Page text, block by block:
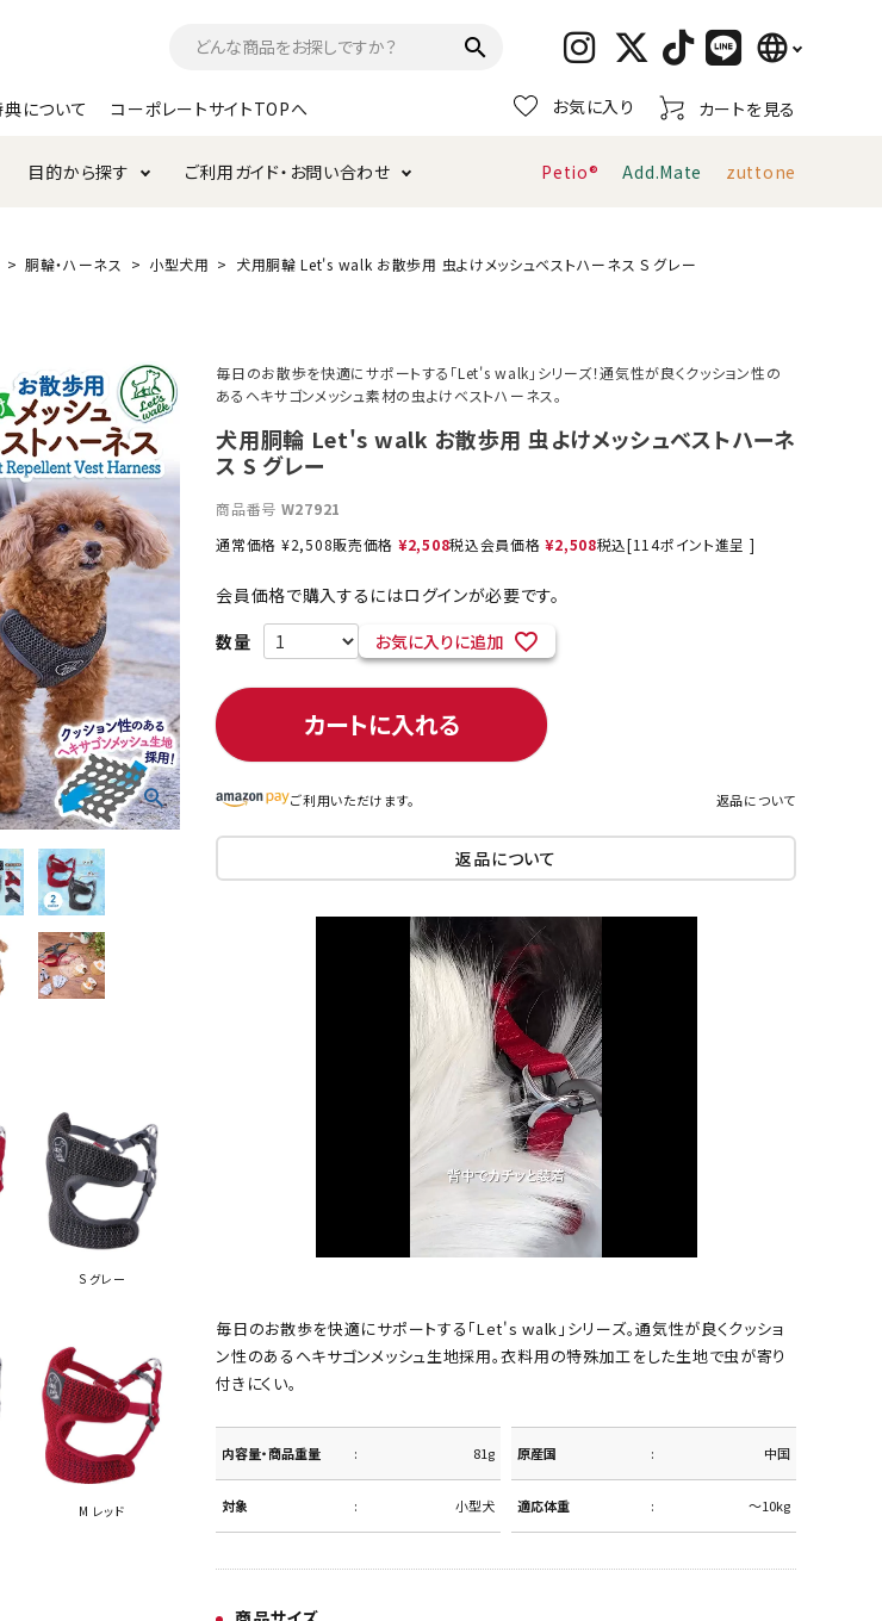
search language
日本語
English
について コーポレートサイトTOPへ お気に入り カートを見る
お手入れ・ケア用品 トイレタリー・消臭剤
防虫用品 服・ウェア
替え・交換パーツ
トイレタリー・消臭剤 猫砂
服・ウェア 首輪・ハーネス
極上
けりぐるみ特集 ペティオ公式アプリ
目的から探す
投げて遊ぶ
夜のお散歩
まとめ買いでオトク！！ ネコポス対象商品一覧
ご利用ガイド・お問い合わせ
ご注文方法について お支払い方法・配送について
Petio® Add.Mate zuttone
胴輪・ハーネス 小型犬用 犬用胴輪 Let's walk お散歩用 虫よけメッシュベストハーネス S グレー
S グレー
M レッド
毎日のお散歩を快適にサポートする「Let's walk」シリーズ！通気性が良くクッション性の
あるヘキサゴンメッシュ素材の虫よけベストハーネス。
犬用胴輪 Let's walk お散歩用 虫よけメッシュベストハーネ
ス S グレー
商品番号 W27921
通常価格 ¥2,508販売価格 ¥2,508税込会員価格 ¥2,508税込[114ポイント進呈 ]
会員価格で購入するにはログインが必要です。
お気に入りに追加
カートに入れる
ご利用いただけます。 返品について
返品について
毎日のお散歩を快適にサポートする「Let's walk」シリーズ。通気性が良くクッショ
ン性のあるヘキサゴンメッシュ生地採用。衣料用の特殊加工をした生地で虫が寄り
付きにくい。
内容量・商品重量 81g 原産国 中国
対象 小型犬 適応体重 ～10kg